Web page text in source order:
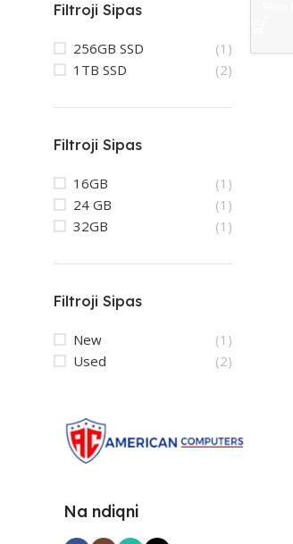
Filtroji Sipas
256GB SSD
(1)
1TB SSD
(2)
Filtroji Sipas
16GB
(1)
24 GB
(1)
32GB
(1)
Filtroji Sipas
New
(1)
Used
(2)
Na ndiqni